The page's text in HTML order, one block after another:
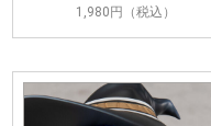
1,980円（税込）